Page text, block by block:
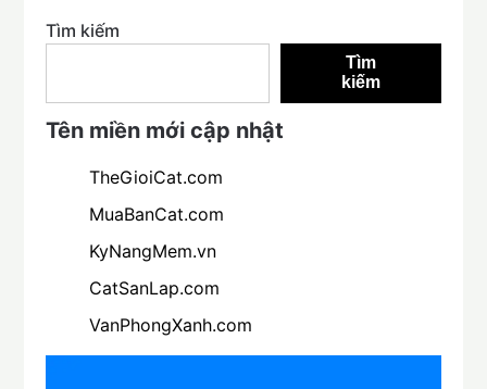
Tìm kiếm
Tìm
kiếm
Tên miền mới cập nhật
TheGioiCat.com
MuaBanCat.com
KyNangMem.vn
CatSanLap.com
VanPhongXanh.com